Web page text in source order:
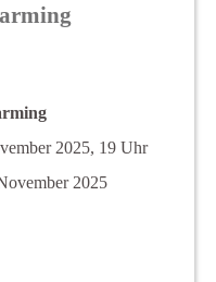
2025, 19 Uhr
2025